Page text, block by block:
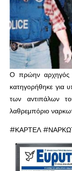
Ο πρώην αρχηγός
κατηγορήθηκε για
των αντιπάλων
λαθρεμπόριο
#ΚΑΡΤΕΛ